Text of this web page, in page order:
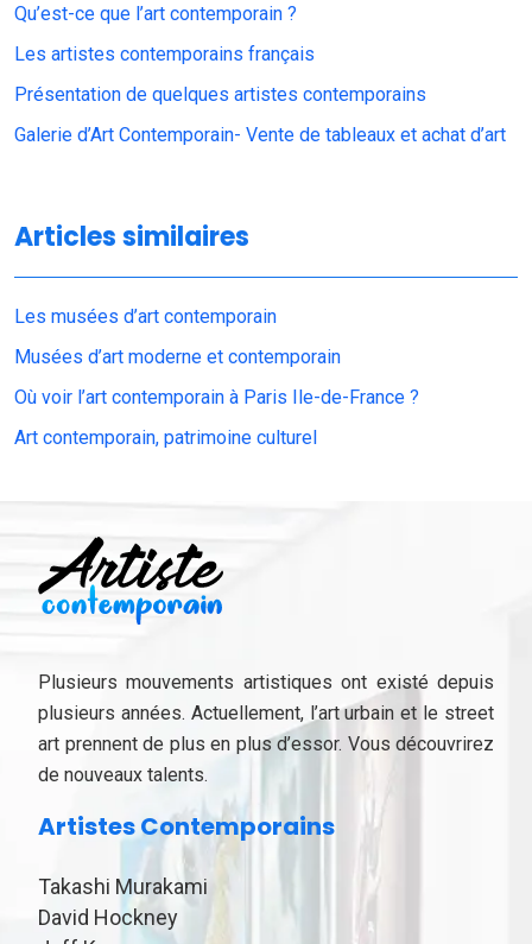
Qu’est-ce que l’art contemporain ?
Les artistes contemporains français
Présentation de quelques artistes contemporains
Galerie d’Art Contemporain- Vente de tableaux et achat d’art
Articles similaires
Les musées d’art contemporain
Musées d’art moderne et contemporain
Où voir l’art contemporain à Paris Ile-de-France ?
Art contemporain, patrimoine culturel
Plusieurs mouvements artistiques ont existé depuis
plusieurs années. Actuellement, l’art urbain et le street
art prennent de plus en plus d’essor. Vous découvrirez
de nouveaux talents.
Artistes Contemporains
Takashi Murakami
David Hockney